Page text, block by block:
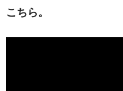
こちら。